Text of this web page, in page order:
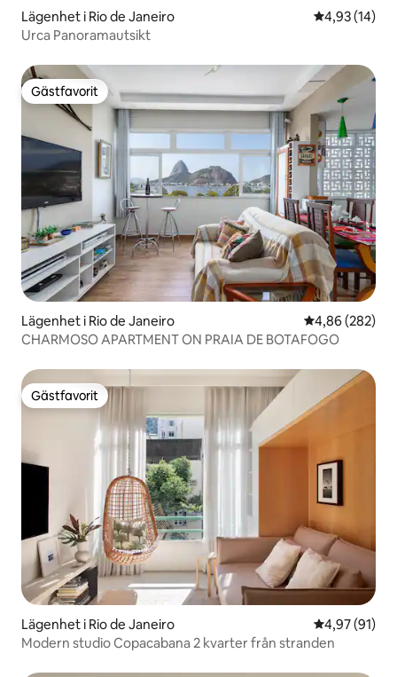
Lägenhet i Rio de Janeiro 4,93 av 5 i
4,93 (14)
Urca Panoramautsikt
Gästfavorit
Gästfavorit
Lägenhet i Rio de Janeiro 4,86 av 5 i
4,86 (282)
CHARMOSO APARTMENT ON PRAIA DE BOTAFOGO
Gästfavorit
Gästfavorit
Lägenhet i Rio de Janeiro 4,97 av 5 i
4,97 (91)
Modern studio Copacabana 2 kvarter från stranden